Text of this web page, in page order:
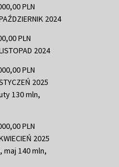
PLN
2024
PLN
2024
PLN
2025
130 mln,
PLN
2025
maj 140 mln,